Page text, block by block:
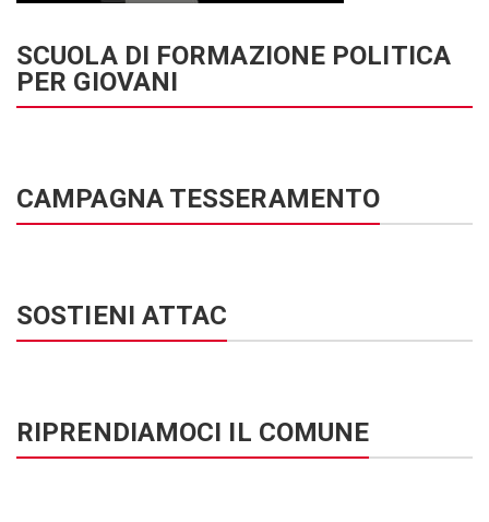
SCUOLA DI FORMAZIONE POLITICA
PER GIOVANI
CAMPAGNA TESSERAMENTO
SOSTIENI ATTAC
RIPRENDIAMOCI IL COMUNE